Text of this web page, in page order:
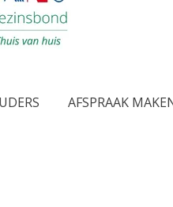
AFSPRAAK